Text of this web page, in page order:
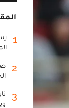
1
2
3